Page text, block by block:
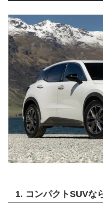
1. コンパクトSUVな